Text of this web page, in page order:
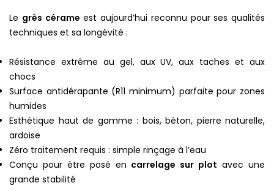
Le grès cérame est aujourd’hui reconnu pour ses qualités
techniques et sa longévité :
Résistance extrême au gel, aux UV, aux taches et aux
chocs
Surface antidérapante (R11 minimum) parfaite pour zones
humides
Esthétique haut de gamme : bois, béton, pierre naturelle,
ardoise
Zéro traitement requis : simple rinçage à l’eau
Conçu pour être posé en carrelage sur plot avec une
grande stabilité